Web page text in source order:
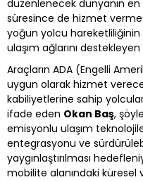
düzenlenecek dünyanın
süresince de hizmet
yoğun yolcu
ulaşım ağlarını
Araçların ADA (Engelli
uygun olarak hizmet
kabiliyetlerine sahip
ifade eden Okan Baş,
emisyonlu ulaşım
entegrasyonu ve
yaygınlaştırılması
mobilite alanındaki küresel